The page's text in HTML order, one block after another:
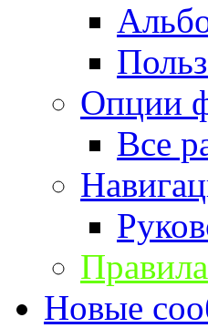
Опции
Все
Правила
Новые